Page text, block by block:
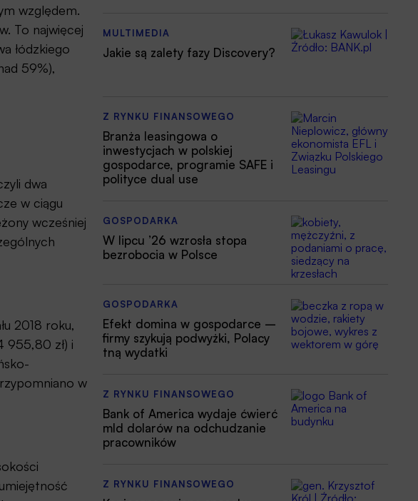
względem.
To najwięcej
łódzkiego
59%),
dwa
w ciągu
wcześniej
2018 roku,
955,80 zł) i
w
MULTIMEDIA
Jakie są zalety fazy Discovery?
Z RYNKU FINANSOWEGO
Branża leasingowa o
inwestycjach w polskiej
gospodarce, programie SAFE i
polityce dual use
GOSPODARKA
W lipcu ’26 wzrosła stopa
bezrobocia w Polsce
GOSPODARKA
Efekt domina w gospodarce –
firmy szykują podwyżki, Polacy
tną wydatki
Z RYNKU FINANSOWEGO
Bank of America wydaje ćwierć
mld dolarów na odchudzanie
pracowników
Z RYNKU FINANSOWEGO